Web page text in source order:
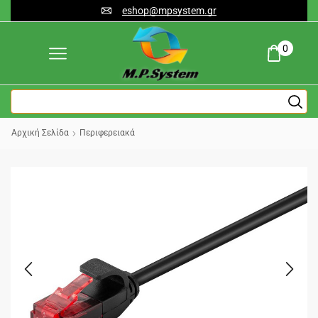
eshop@mpsystem.gr
0
Αρχική Σελίδα Περιφερειακά